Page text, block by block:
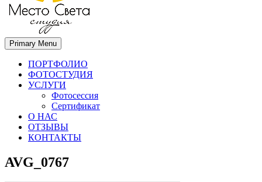
Место света. Свадебный фотограф в Орле Апальков Вячеслав
Свадебный фотограф в Орле
Primary Menu
ПОРТФОЛИО
ФОТОСТУДИЯ
УСЛУГИ
Фотосессия
Сертификат
О НАС
ОТЗЫВЫ
КОНТАКТЫ
AVG_0767